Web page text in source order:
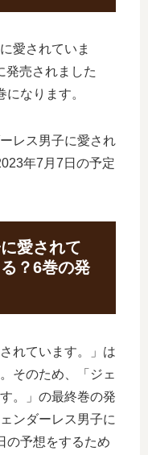
愛されていま
発売されました
なります。
レス男子に愛され
年7月7日の予定
愛されて
？6巻の発
れています。」は
そのため、「ジェ
。」の最終巻の発
ンダーレス男子に
の予想をするため